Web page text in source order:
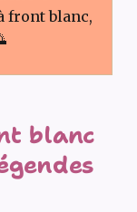
front blanc,
blanc